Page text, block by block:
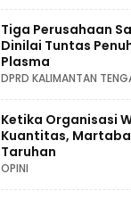
Tiga Perusahaan
Dinilai Tuntas
Plasma
DPRD KALIMANTAN
Ketika Organisasi
Kuantitas,
Taruhan
OPINI